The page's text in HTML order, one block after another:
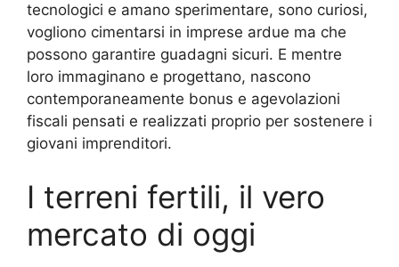
tecnologici e amano sperimentare, sono curiosi,
vogliono cimentarsi in imprese ardue ma che
possono garantire guadagni sicuri. E mentre
loro immaginano e progettano, nascono
contemporaneamente bonus e agevolazioni
fiscali pensati e realizzati proprio per sostenere i
giovani imprenditori.
I terreni fertili, il vero
mercato di oggi